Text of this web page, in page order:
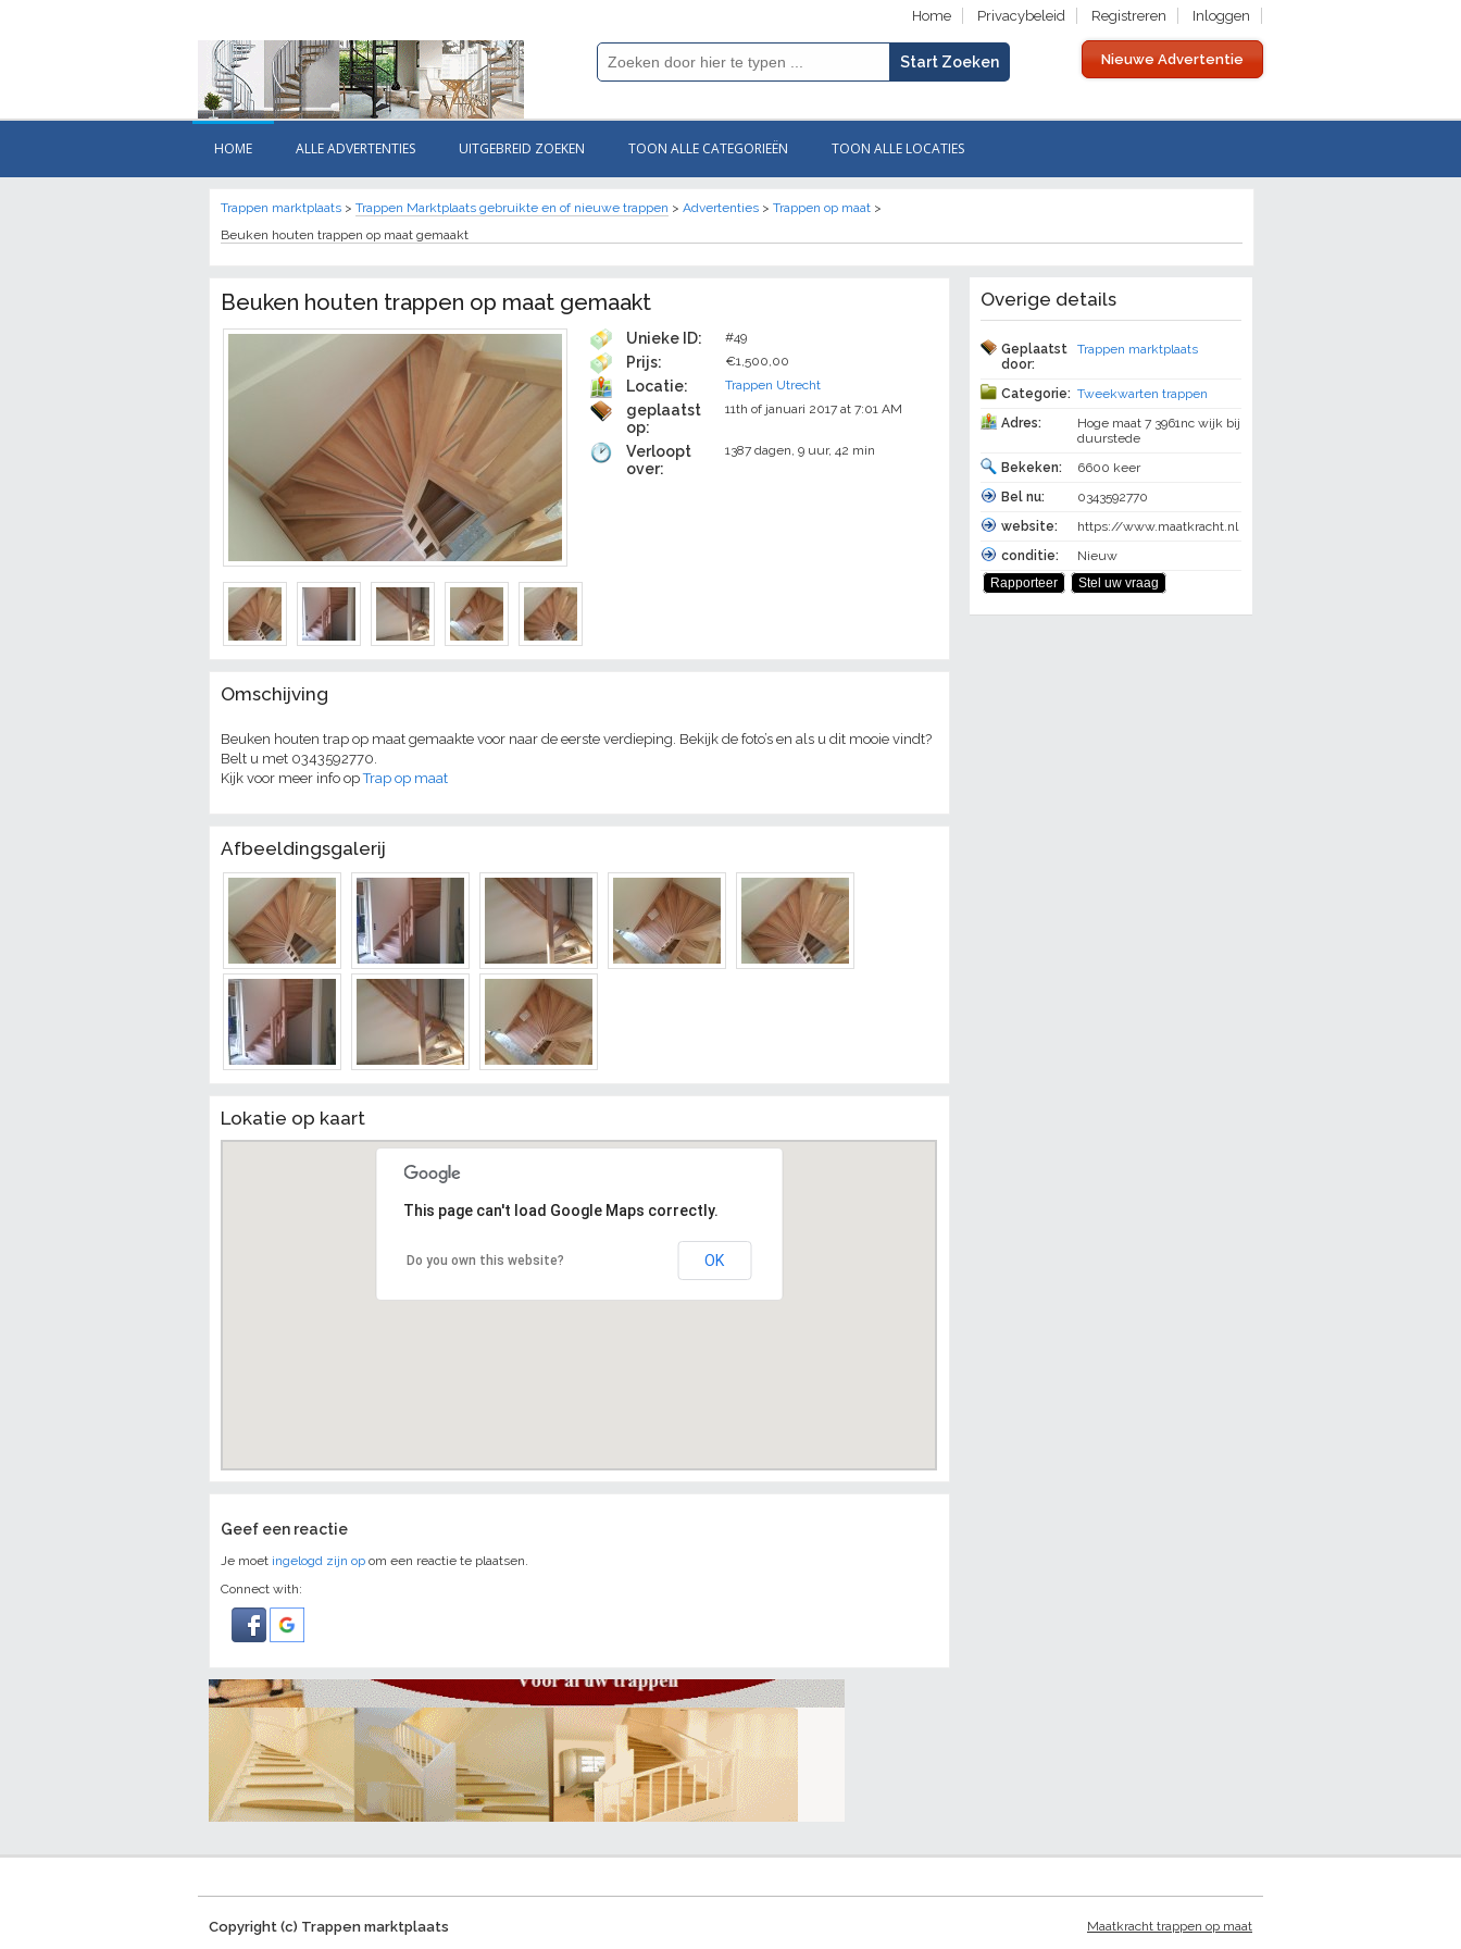
Home Privacybeleid Registreren Inloggen
Nieuwe Advertentie
HOME ALLE ADVERTENTIES UITGEBREID ZOEKEN TOON ALLE CATEGORIEËN TOON ALLE LOCATIES
Trappen marktplaats > Trappen Marktplaats gebruikte en of nieuwe trappen > Advertenties > Trappen op maat >
Beuken houten trappen op maat gemaakt
Beuken houten trappen op maat gemaakt
Unieke ID: #49
Prijs: €1,500,00
Locatie: Trappen Utrecht
geplaatst
op:
11th of januari 2017 at 7:01 AM
Verloopt
over:
1387 dagen, 9 uur, 42 min
Omschijving
Beuken houten trap op maat gemaakte voor naar de eerste verdieping. Bekijk de foto’s en als u dit mooie vindt?
Belt u met 0343592770.
Kijk voor meer info opTrap op maat
Afbeeldingsgalerij
Lokatie op kaart
This page can't load Google Maps correctly.
Do you own this website? OK
Geef een reactie
Je moet ingelogd zijn op om een reactie te plaatsen.
Connect with:
Overige details
Geplaatst
door:
Trappen marktplaats
Categorie: Tweekwarten trappen
Adres:
Hoge maat 7 3961nc wijk bij
duurstede
Bekeken:
6600 keer
Bel nu:
0343592770
website:
https://www.maatkracht.nl
conditie:
Nieuw
Rapporteer
Stel uw vraag
Copyright (c) Trappen marktplaats Maatkracht trappen op maat